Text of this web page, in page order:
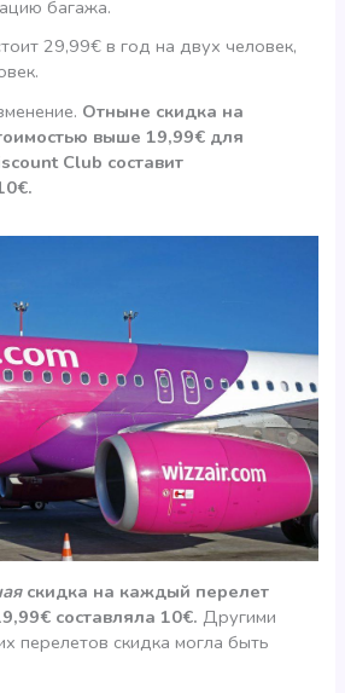
багажа.
29,99€ в год на двух человек,
Отныне скидка на
выше 19,99€ для
Club составит
скидка на каждый перелет
составляла 10€. Другими
перелетов скидка могла быть